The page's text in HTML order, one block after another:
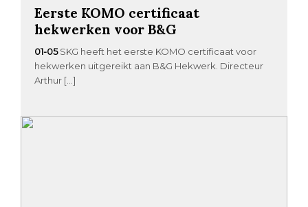
Eerste KOMO certificaat
hekwerken voor B&G
01-05 SKG heeft het eerste KOMO certificaat voor
hekwerken uitgereikt aan B&G Hekwerk. Directeur
Arthur […]